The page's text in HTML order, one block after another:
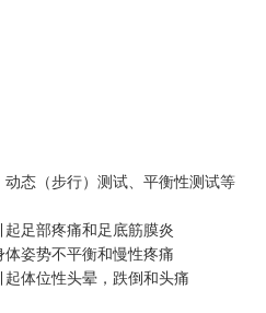
动态（步行）测试、平衡性测试等
足部疼痛和足底筋膜炎
姿势不平衡和慢性疼痛
体位性头晕，跌倒和头痛